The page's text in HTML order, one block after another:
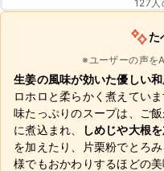
127
た
※ユーザーの声を
生姜の風味が効いた優しい
ロホロと柔らかく煮えてい
味たっぷりのスープは、ご
に煮込まれ、
しめじや大根
を加えたり、片栗粉でとろ
様でもおかわりするほどの美